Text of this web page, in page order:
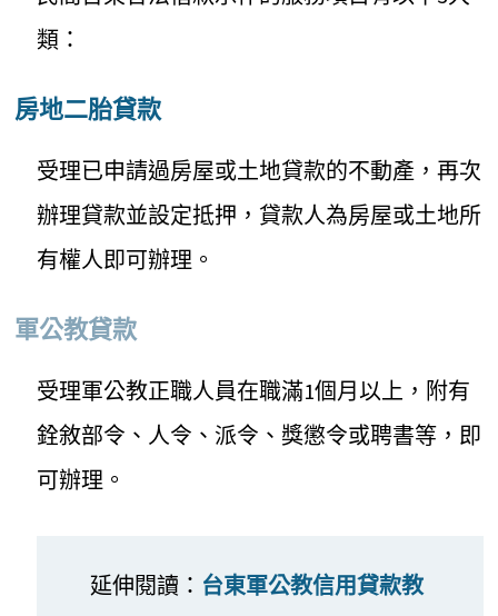
類：
房地二胎貸款
受理已申請過房屋或土地貸款的不動產，再次
辦理貸款並設定抵押，貸款人為房屋或土地所
有權人即可辦理。
軍公教貸款
受理軍公教正職人員在職滿1個月以上，附有
銓敘部令、人令、派令、獎懲令或聘書等，即
可辦理。
延伸閱讀： 台東軍公教信用貸款教